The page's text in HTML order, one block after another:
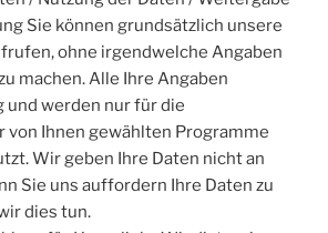
Sie können grundsätzlich unsere
ohne irgendwelche Angaben
machen. Alle Ihre Angaben
werden nur für die
von Ihnen gewählten Programme
Wir geben Ihre Daten nicht an
Sie uns auffordern Ihre Daten zu
dies tun.